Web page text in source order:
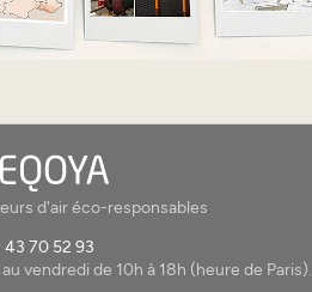
d'air éco-responsables
43 70 52 93
vendredi de 10h à 18h (heure de Paris).